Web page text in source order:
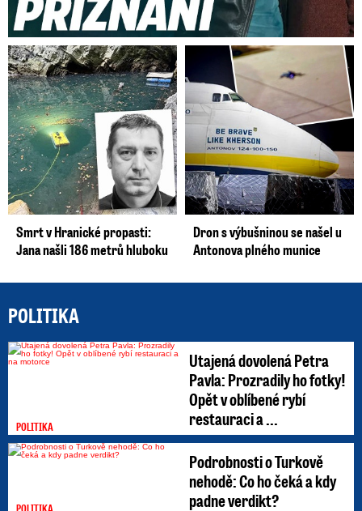
Smrt v Hranické propasti:
Jana našli 186 metrů hluboku
Dron s výbušninou se našel u
Antonova plného munice
POLITIKA
POLITIKA
Utajená dovolená Petra
Pavla: Prozradily ho fotky!
Opět v oblíbené rybí
restauraci a ...
Podrobnosti o Turkově
nehodě: Co ho čeká a kdy
padne verdikt?